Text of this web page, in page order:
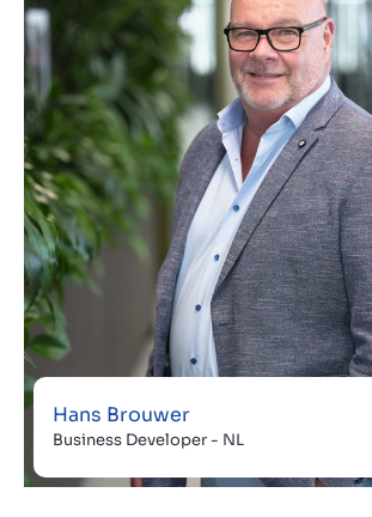
Hans Brouwer
Business Developer - NL